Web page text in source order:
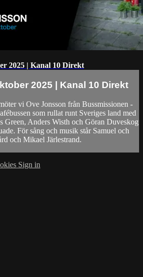
2025 | Kanal 10 Direkt
2025 | Kanal 10 Direkt
vi Ove Jonsson från Bussmissionen -
som rullat runt Sveriges land med
Green, Anders Wisth och Göran Duveskog
För sång och musik står Samuel och
och Mikael Järlestrand.
Sign in